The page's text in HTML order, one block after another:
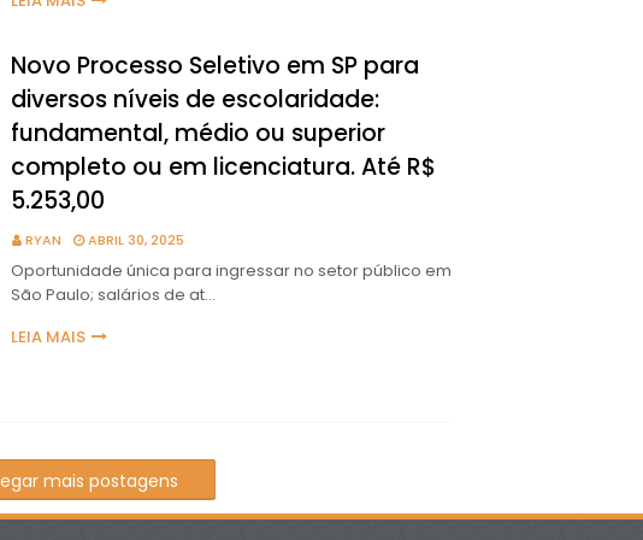
Novo Processo Seletivo em SP para
diversos níveis de escolaridade:
fundamental, médio ou superior
completo ou em licenciatura. Até R$
5.253,00
RYAN ABRIL 30, 2025
Oportunidade única para ingressar no setor público em
São Paulo; salários de at…
LEIA MAIS
mais postagens